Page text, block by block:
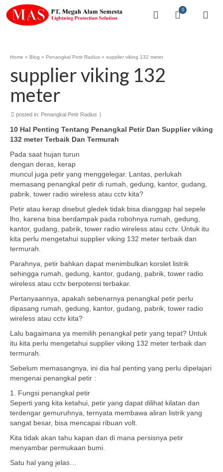
0
Home » Blog » Penangkal Petir Radius » supplier viking 132 meter
supplier viking 132
meter
posted in: Penangkal Petir Radius |
10 Hal Penting Tentang Penangkal Petir Dan Supplier viking
132 meter Terbaik Dan Termurah
Pada saat hujan turun
dengan deras, kerap
muncul juga petir yang menggelegar. Lantas, perlukah
memasang penangkal petir di rumah, gedung, kantor, gudang,
pabrik, tower radio wireless atau cctv kita?
Petir atau kerap disebut gledek tidak bisa dianggap hal sepele
lho, karena bisa berdampak pada robohnya rumah, gedung,
kantor, gudang, pabrik, tower radio wireless atau cctv. Untuk itu
kita perlu mengetahui supplier viking 132 meter terbaik dan
termurah.
Parahnya, petir bahkan dapat menimbulkan korslet listrik
sehingga rumah, gedung, kantor, gudang, pabrik, tower radio
wireless atau cctv berpotensi terbakar.
Pertanyaannya, apakah sebenarnya penangkal petir perlu
dipasang rumah, gedung, kantor, gudang, pabrik, tower radio
wireless atau cctv kita?
Lalu bagaimana ya memilih penangkal petir yang tepat? Untuk
itu kita perlu mengetahui supplier viking 132 meter terbaik dan
termurah.
Sebelum memasangnya, ini dia hal penting yang perlu dipelajari
mengenai penangkal petir :
1. Fungsi penangkal petir
Seperti yang kita ketahui, petir yang dapat dilihat kilatan dan
terdengar gemuruhnya, ternyata membawa aliran listrik yang
sangat besar, bisa mencapai ribuan volt.
Kita tidak akan tahu kapan dan di mana persisnya petir
menyambar permukaan bumi.
Satu hal yang jelas…